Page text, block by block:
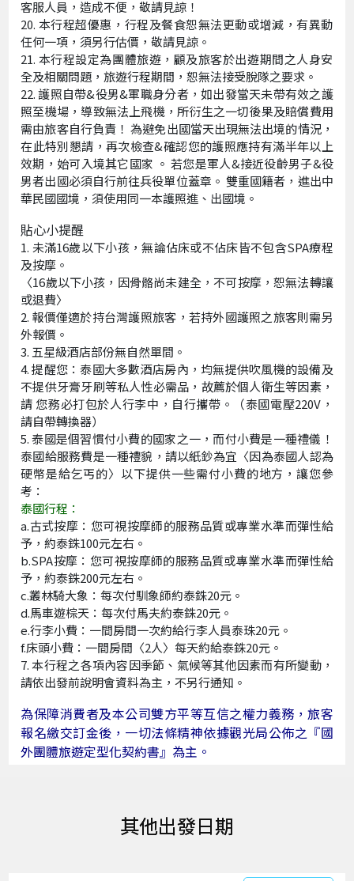
客服人員，造成不便，敬請見諒！
本行程超優惠，行程及餐食恕無法更動或增減，有異動
任何一項，須另行估價，敬請見諒。
本行程設定為團體旅遊，顧及旅客於出遊期間之人身安
全及相關問題，旅遊行程期間，恕無法接受脫隊之要求。
護照自帶&役男&軍職身分者，如出發當天未帶有效之護
照至機場，導致無法上飛機，所衍生之一切後果及賠償費用
需由旅客自行負責！ 為避免出國當天出現無法出境的情況，
在此特別懇請，再次檢查&確認您的護照應持有滿半年以上
效期，始可入境其它國家 。 若您是軍人&接近役齡男子&役
男者出國必須自行前往兵役單位蓋章。 雙重國籍者，進出中
華民國國境，須使用同一本護照進、出國境。
貼心小提醒
未滿16歲以下小孩，無論佔床或不佔床皆不包含SPA療程
及按摩。
〈16歲以下小孩，因骨骼尚未建全，不可按摩，恕無法轉讓
或退費〉
報價僅適於持台灣護照旅客，若持外國護照之旅客則需另
外報價。
五星級酒店部份無自然單間。
提醒您：泰國大多數酒店房內，均無提供吹風機的設備及
不提供牙膏牙刷等私人性必需品，故薦於個人衛生等因素，
請 您務必打包於人行李中，自行攜帶。（泰國電壓220V，
請自帶轉換器）
泰國是個習慣付小費的國家之一，而付小費是一種禮儀！
泰國給服務費是一種禮貌，請以紙鈔為宜〈因為泰國人認為
硬幣是給乞丐的〉以下提供一些需付小費的地方，讓您參
考：
泰國行程：
a.古式按摩：您可視按摩師的服務品質或專業水準而彈性給
予，約泰銖100元左右。
b.SPA按摩：您可視按摩師的服務品質或專業水準而彈性給
予，約泰銖200元左右。
c.叢林騎大象：每次付馴象師約泰銖20元。
d.馬車遊棕天：每次付馬夫約泰銖20元。
e.行李小費：一間房間一次約給行李人員泰珠20元。
f.床頭小費：一間房間〈2人〉每天約給泰銖20元。
7. 本行程之各項內容因季節、氣候等其他因素而有所變動，
請依出發前說明會資料為主，不另行通知。
為保障消費者及本公司雙方平等互信之權力義務，旅客
報名繳交訂金後，一切法條精神依據觀光局公佈之 『國
外團體旅遊定型化契約書』 為主。
出發日期